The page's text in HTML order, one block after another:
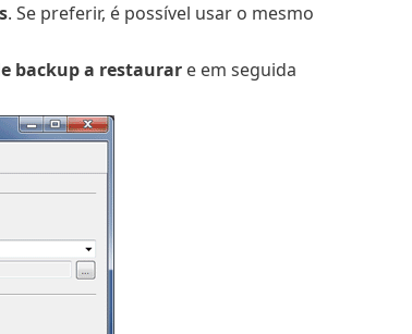
. Se preferir, é possível usar o mesmo
backup a restaurare em seguida